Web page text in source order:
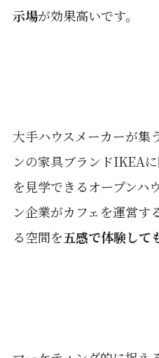
示場が効果高いです。
大手ハウスメーカーが集
ンの家具ブランドIKEA
を見学できるオープンハ
ン企業がカフェを運営す
る空間を五感で体験して